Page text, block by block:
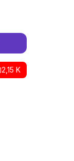
2,15 K